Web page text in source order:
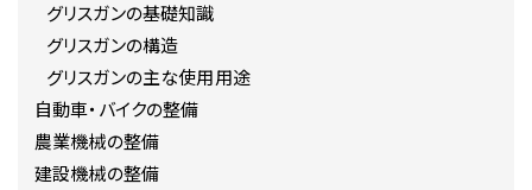
グリスガンの基礎知識
グリスガンの構造
グリスガンの主な使用用途
自動車・バイクの整備
農業機械の整備
建設機械の整備